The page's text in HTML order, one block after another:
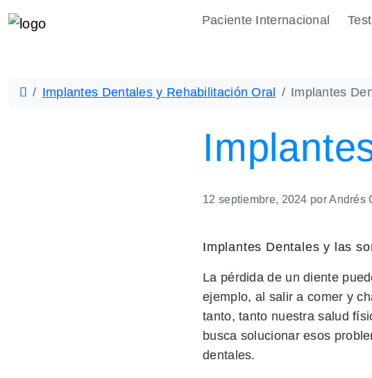
Paciente Internacional
Implantes Dentales y Rehabilitación Oral Implantes
12 septiembre, 2024 porAndrés
Implantes Dentales y las
La pérdida de un diente
ejemplo, al salir a comer y
tanto, tanto nuestra salud
busca solucionar esos
dentales.